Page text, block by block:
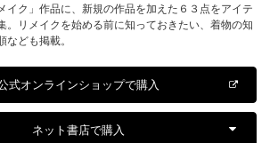
イク」作品に、新規の作品を加えた６３点をアイテ
。リメイクを始める前に知っておきたい、着物の知
なども掲載。
式オンラインショップで購入
ネット書店で購入